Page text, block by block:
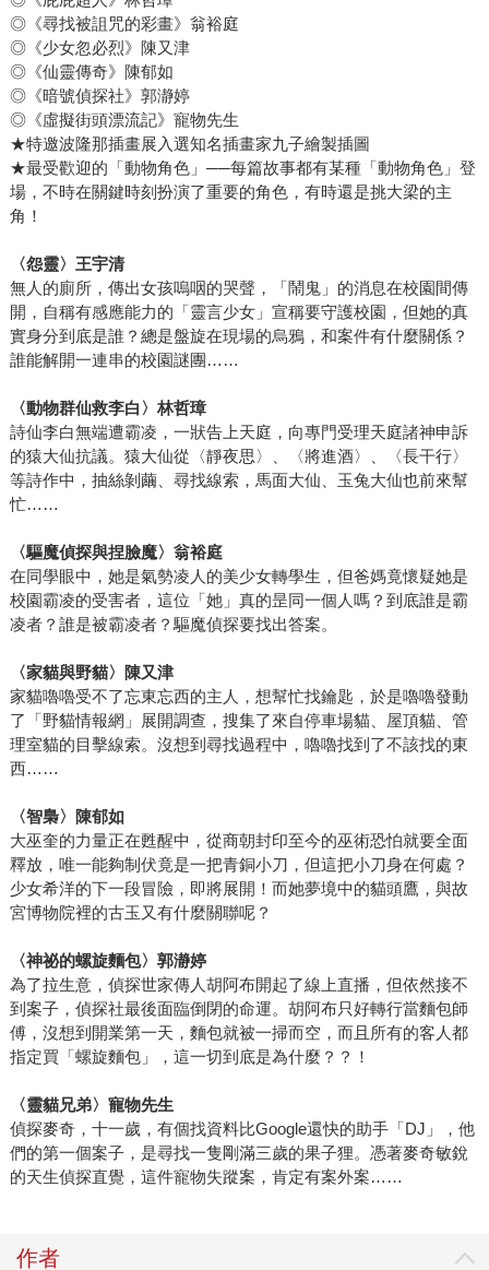
◎《尋找被詛咒的彩畫》翁裕庭
◎《少女忽必烈》陳又津
◎《仙靈傳奇》陳郁如
◎《暗號偵探社》郭瀞婷
◎《虛擬街頭漂流記》寵物先生
★特邀波隆那插畫展入選知名插畫家九子繪製插圖
★最受歡迎的「動物角色」──每篇故事都有某種「動物角色」登
場，不時在關鍵時刻扮演了重要的角色，有時還是挑大梁的主
角！
〈怨靈〉王宇清
無人的廁所，傳出女孩嗚咽的哭聲，「鬧鬼」的消息在校園間傳
開，自稱有感應能力的「靈言少女」宣稱要守護校園，但她的真
實身分到底是誰？總是盤旋在現場的烏鴉，和案件有什麼關係？
誰能解開一連串的校園謎團……
〈動物群仙救李白〉林哲璋
詩仙李白無端遭霸凌，一狀告上天庭，向專門受理天庭諸神申訴
的猿大仙抗議。猿大仙從〈靜夜思〉、〈將進酒〉、〈長干行〉
等詩作中，抽絲剝繭、尋找線索，馬面大仙、玉兔大仙也前來幫
忙……
〈驅魔偵探與捏臉魔〉翁裕庭
在同學眼中，她是氣勢凌人的美少女轉學生，但爸媽竟懷疑她是
校園霸凌的受害者，這位「她」真的昰同一個人嗎？到底誰是霸
凌者？誰是被霸凌者？驅魔偵探要找出答案。
〈家貓與野貓〉陳又津
家貓嚕嚕受不了忘東忘西的主人，想幫忙找鑰匙，於是嚕嚕發動
了「野貓情報網」展開調查，搜集了來自停車場貓、屋頂貓、管
理室貓的目擊線索。沒想到尋找過程中，嚕嚕找到了不該找的東
西……
〈智梟〉陳郁如
大巫奎的力量正在甦醒中，從商朝封印至今的巫術恐怕就要全面
釋放，唯一能夠制伏竟是一把青銅小刀，但這把小刀身在何處？
少女希洋的下一段冒險，即將展開！而她夢境中的貓頭鷹，與故
宮博物院裡的古玉又有什麼關聯呢？
〈神祕的螺旋麵包〉郭瀞婷
為了拉生意，偵探世家傳人胡阿布開起了線上直播，但依然接不
到案子，偵探社最後面臨倒閉的命運。胡阿布只好轉行當麵包師
傅，沒想到開業第一天，麵包就被一掃而空，而且所有的客人都
指定買「螺旋麵包」，這一切到底是為什麼？？！
〈靈貓兄弟〉寵物先生
偵探麥奇，十一歲，有個找資料比Google還快的助手「DJ」，他
們的第一個案子，是尋找一隻剛滿三歲的果子狸。憑著麥奇敏銳
的天生偵探直覺，這件寵物失蹤案，肯定有案外案……
作者